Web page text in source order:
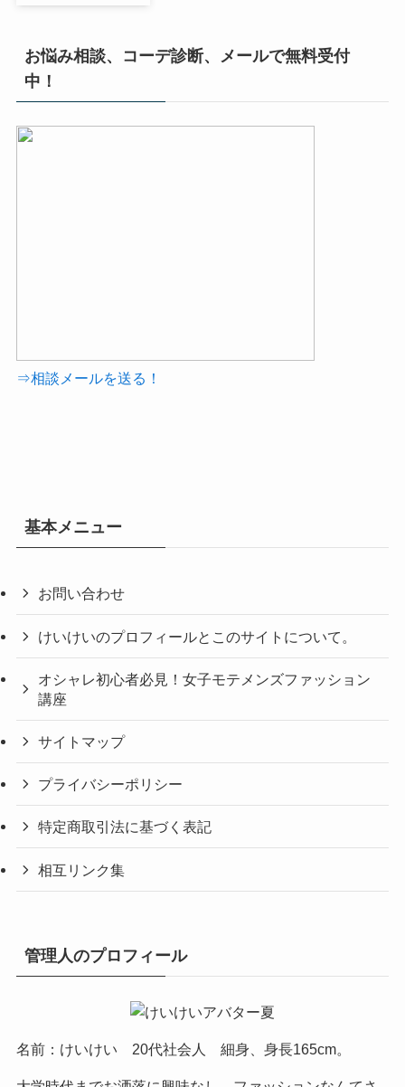
お悩み相談、コーデ診断、メールで無料受付
中！
⇒相談メールを送る！
基本メニュー
お問い合わせ
けいけいのプロフィールとこのサイトについて。
オシャレ初心者必見！女子モテメンズファッション
講座
サイトマップ
プライバシーポリシー
特定商取引法に基づく表記
相互リンク集
管理人のプロフィール
名前：けいけい 20代社会人 細身、身長165cm。